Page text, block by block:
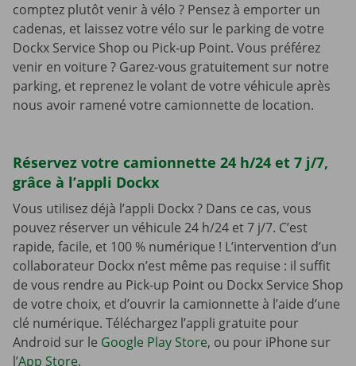
comptez plutôt venir à vélo ? Pensez à emporter un
cadenas, et laissez votre vélo sur le parking de votre
Dockx Service Shop ou Pick-up Point. Vous préférez
venir en voiture ? Garez-vous gratuitement sur notre
parking, et reprenez le volant de votre véhicule après
nous avoir ramené votre camionnette de location.
Réservez votre camionnette 24 h/24 et 7 j/7,
grâce à l’appli Dockx
Vous utilisez déjà l’appli Dockx ? Dans ce cas, vous
pouvez réserver un véhicule 24 h/24 et 7 j/7. C’est
rapide, facile, et 100 % numérique ! L’intervention d’un
collaborateur Dockx n’est même pas requise : il suffit
de vous rendre au Pick-up Point ou Dockx Service Shop
de votre choix, et d’ouvrir la camionnette à l’aide d’une
clé numérique. Téléchargez l’appli gratuite pour
Android sur le Google Play Store, ou pour iPhone sur
l’App Store.